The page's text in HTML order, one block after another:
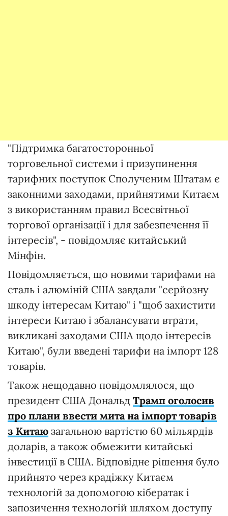
"Підтримка багатосторонньої
торговельної системи і призупинення
тарифних поступок Сполученим Штатам є
законними заходами, прийнятими Китаєм
з використанням правил Всесвітньої
торгової організації і для забезпечення її
інтересів", - повідомляє китайський
Мінфін.
Повідомляється, що новими тарифами на
сталь і алюміній США завдали "серйозну
шкоду інтересам Китаю" і "щоб захистити
інтереси Китаю і збалансувати втрати,
викликані заходами США щодо інтересів
Китаю", були введені тарифи на імпорт 128
товарів.
Також нещодавно повідомлялося, що
президент США Дональд Трамп оголосив
про плани ввести мита на імпорт товарів
з Китаю загальною вартістю 60 мільярдів
доларів, а також обмежити китайські
інвестиції в США. Відповідне рішення було
прийнято через крадіжку Китаєм
технологій за допомогою кібератак і
запозичення технологій шляхом доступу